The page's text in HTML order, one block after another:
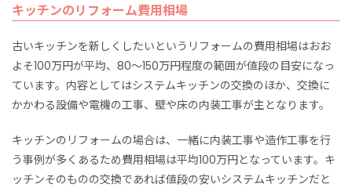
キッチンのリフォーム費用相場
古いキッチンを新しくしたいというリフォームの費用相場はおお
よそ100万円が平均、80～150万円程度の範囲が値段の目安になっ
ています。内容としてはシステムキッチンの交換のほか、交換に
かかわる設備や電機の工事、壁や床の内装工事が主となります。
キッチンのリフォームの場合は、一緒に内装工事や造作工事を行
う事例が多くあるため費用相場は平均100万円となっています。キ
ッチンそのものの交換であれば値段の安いシステムキッチンだと